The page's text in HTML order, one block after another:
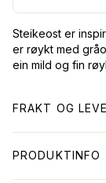
Steikeost er
er røykt med
ein mild og fin
FRAKT OG
PRODUKTINFO